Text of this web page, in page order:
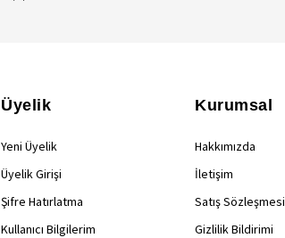
Üyelik
Yeni Üyelik
Üyelik Girişi
Şifre Hatırlatma
Kullanıcı Bilgilerim
Kurumsal
Hakkımızda
İletişim
Satış Sözleşmesi
Gizlilik Bildirimi